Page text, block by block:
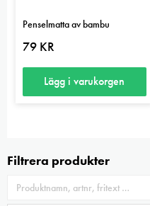
har
olika
produktsidan
Penselmatta av bambu
79 KR
Lägg i varukorgen
Filtrera produkter